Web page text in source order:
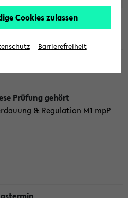
& Regulation M1 mpP
Cookies zulassen
Barrierefreiheit